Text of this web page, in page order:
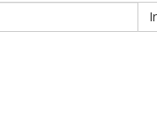
Ir